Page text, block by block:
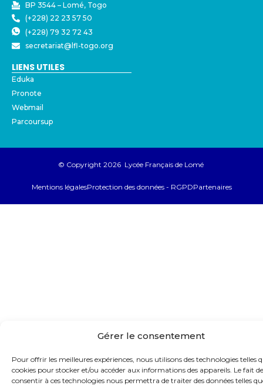
Gérer le consentement
Pour offrir les meilleures expériences, nous utilisons des technologies telles
cookies pour stocker et/ou accéder aux informations des appareils. Le fait de
consentir à ces technologies nous permettra de traiter des données telles
BP 3544 – Lomé, Togo
(+228) 22 23 57 50
(+228) 79 32 72 43
secretariat@lfl-togo.org
LIENS UTILES
Eduka
Pronote
Webmail
Parcoursup
© Copyright 2026 Lycée Français de Lomé
Mentions légalesProtection des données - RGPDPartenaires